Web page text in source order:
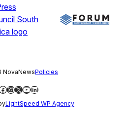
NovaNewsPolicies
Instagram
X YouTube
LinkedIn
LightSpeed WP Agency